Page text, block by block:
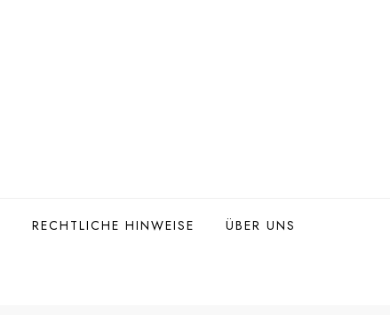
RECHTLICHE HINWEISE ÜBER UNS